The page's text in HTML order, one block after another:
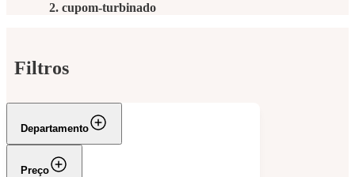
cupom-turbinado
Filtros
Departamento
Preço